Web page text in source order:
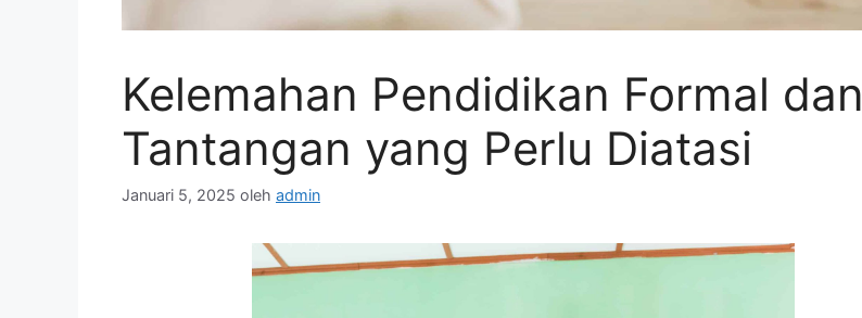
Kelemahan Pendidikan Formal dan
Tantangan yang Perlu Diatasi
Januari 5, 2025 oleh admin